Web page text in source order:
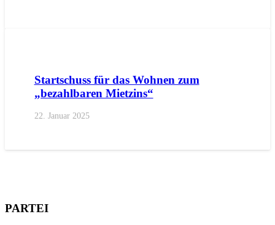
Startschuss für das Wohnen zum
„bezahlbaren Mietzins“
22. Januar 2025
PARTEI